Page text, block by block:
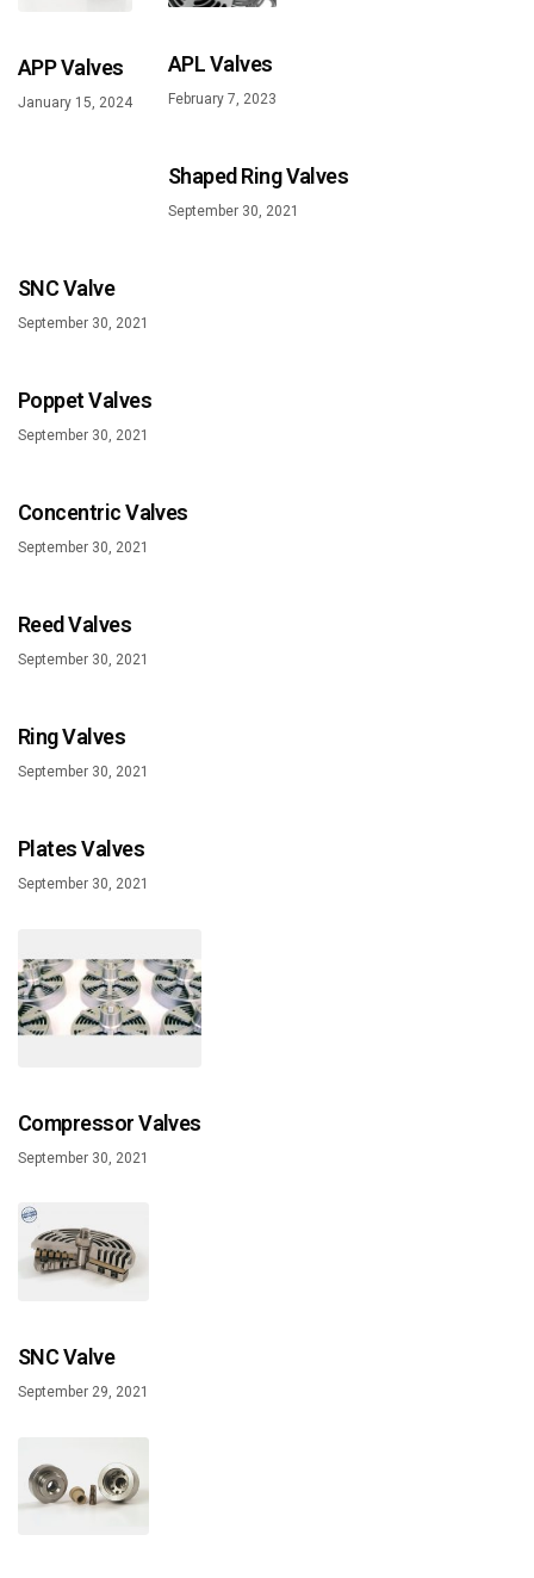
APP Valves
January 15, 2024
APL Valves
February 7, 2023
Shaped Ring Valves
September 30, 2021
SNC Valve
September 30, 2021
Poppet Valves
September 30, 2021
Concentric Valves
September 30, 2021
Reed Valves
September 30, 2021
Ring Valves
September 30, 2021
Plates Valves
September 30, 2021
Compressor Valves
September 30, 2021
SNC Valve
September 29, 2021